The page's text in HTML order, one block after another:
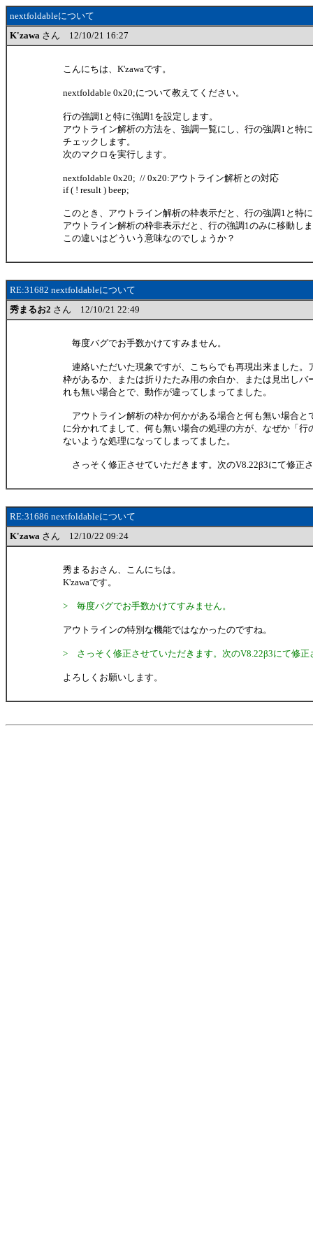
nextfoldableについて
K'zawa さん 12/10/21 16:27
こんにちは、K'zawaです。
nextfoldable 0x20;について教えてください。
行の強調1と特に強調1を設定します。
アウトライン解析の方法を、強調一覧にし、行の強調1と特
チェックします。
次のマクロを実行します。
nextfoldable 0x20; // 0x20:アウトライン解析との対応
if ( ! result ) beep;
このとき、アウトライン解析の枠表示だと、行の強調1と特
アウトライン解析の枠非表示だと、行の強調1のみに移動し
この違いはどういう意味なのでしょうか？
RE:31682 nextfoldableについて
秀まるお2 さん 12/10/21 22:49
毎度バグでお手数かけてすみません。
連絡いただいた現象ですが、こちらでも再現出来ました。
枠があるか、または折りたたみ用の余白か、または見出しバ
れも無い場合とで、動作が違ってしまってました。
アウトライン解析の枠か何かがある場合と何も無い場合と
に分かれてまして、何も無い場合の処理の方が、なぜか「行
ないような処理になってしまってました。
さっそく修正させていただきます。次のV8.22β3にて修正
RE:31686 nextfoldableについて
K'zawa さん 12/10/22 09:24
秀まるおさん、こんにちは。
K'zawaです。
> 毎度バグでお手数かけてすみません。
アウトラインの特別な機能ではなかったのですね。
> さっそく修正させていただきます。次のV8.22β3にて修正
よろしくお願いします。